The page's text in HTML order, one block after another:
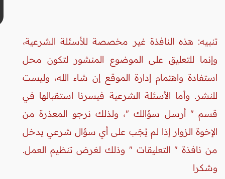
تنبيه: هذه النافذة غير مخصصة للأسئلة الشرعية،
وإنما للتعليق على الموضوع المنشور لتكون محل
استفادة واهتمام إدارة الموقع إن شاء الله، وليست
للنشر. وأما الأسئلة الشرعية فيسرنا استقبالها في
قسم " أرسل سؤالك "، ولذلك نرجو المعذرة من
الإخوة الزوار إذا لم يُجَب على أي سؤال شرعي يدخل
من نافذة " التعليقات " وذلك لغرض تنظيم العمل.
وشكرا